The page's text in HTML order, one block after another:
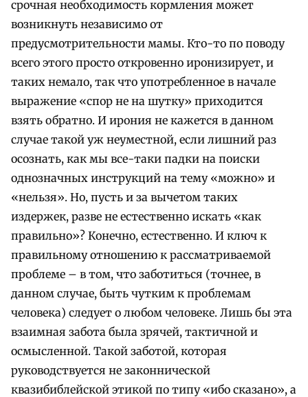
срочная необходимость кормления может
возникнуть независимо от
предусмотрительности мамы. Кто-то по поводу
всего этого просто откровенно иронизирует, и
таких немало, так что употребленное в начале
выражение «спор не на шутку» приходится
взять обратно. И ирония не кажется в данном
случае такой уж неуместной, если лишний раз
осознать, как мы все-таки падки на поиски
однозначных инструкций на тему «можно» и
«нельзя». Но, пусть и за вычетом таких
издержек, разве не естественно искать «как
правильно»? Конечно, естественно. И ключ к
правильному отношению к рассматриваемой
проблеме – в том, что заботиться (точнее, в
данном случае, быть чутким к проблемам
человека) следует о любом человеке. Лишь бы эта
взаимная забота была зрячей, тактичной и
осмысленной. Такой заботой, которая
руководствуется не законнической
квазибиблейской этикой по типу «ибо сказано», а